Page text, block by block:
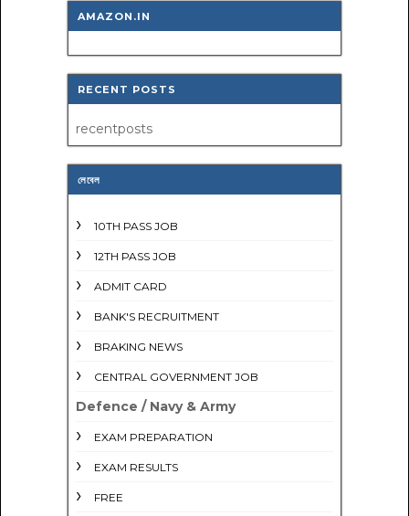
AMAZON.IN
RECENT POSTS
recentposts
লেবেল
10TH PASS JOB
12TH PASS JOB
ADMIT CARD
BANK'S RECRUITMENT
BRAKING NEWS
CENTRAL GOVERNMENT JOB
Defence / Navy & Army
EXAM PREPARATION
EXAM RESULTS
FREE